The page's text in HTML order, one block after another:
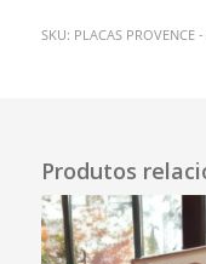
SKU: PLACAS PROVENCE
Produtos